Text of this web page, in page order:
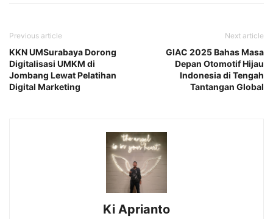
Previous article
KKN UMSurabaya Dorong
Digitalisasi UMKM di
Jombang Lewat Pelatihan
Digital Marketing
Next article
GIAC 2025 Bahas Masa
Depan Otomotif Hijau
Indonesia di Tengah
Tantangan Global
Ki Aprianto